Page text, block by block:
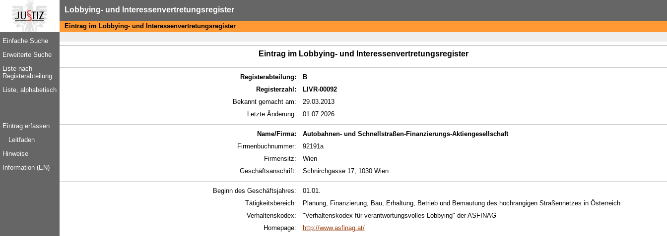
Lobbying- und Interessenvertretungsregister
Eintrag im Lobbying- und Interessenvertretungsregister
Eintrag im Lobbying- und Interessenvertretungsregister
Registerabteilung:
B
Registerzahl:
LIVR-00092
Bekannt gemacht am:
29.03.2013
Letzte Änderung:
01.07.2026
Name/Firma:
Autobahnen- und Schnellstraßen-Finanzierungs-Aktiengesellschaft
Firmenbuchnummer:
92191a
Firmensitz:
Wien
Geschäftsanschrift:
Schnirchgasse 17, 1030 Wien
Beginn des Geschäftsjahres:
01.01.
Tätigkeitsbereich:
Planung, Finanzierung, Bau, Erhaltung, Betrieb und Bemautung des hochrangigen Straßennetzes in Österreich
Verhaltenskodex:
"Verhaltenskodex für verantwortungsvolles Lobbying" der ASFINAG
Homepage:
http://www.asfinag.at/
Einfache Suche
Erweiterte Suche
Liste nach
Registerabteilung
Liste, alphabetisch
Eintrag erfassen
Leitfaden
Hinweise
Information (EN)